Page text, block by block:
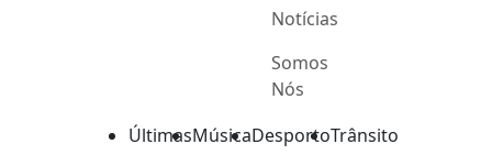
Notícias
Somos
Nós
ÚltimasMúsicaDesportoTrânsito